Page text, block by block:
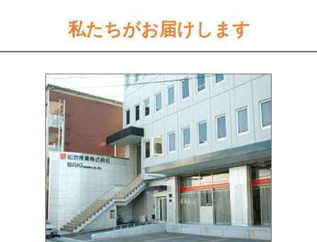
私たちがお届けします